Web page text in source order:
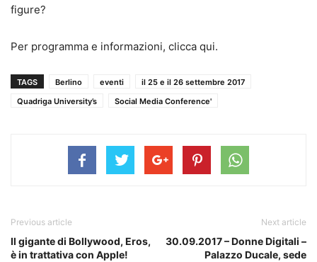
figure?
Per programma e informazioni, clicca qui.
TAGS Berlino eventi
il 25 e il 26 settembre 2017
Quadriga University’s
Social Media Conference'
Previous article
Il gigante di Bollywood, Eros,
è in trattativa con Apple!
Next article
30.09.2017 – Donne Digitali –
Palazzo Ducale, sede